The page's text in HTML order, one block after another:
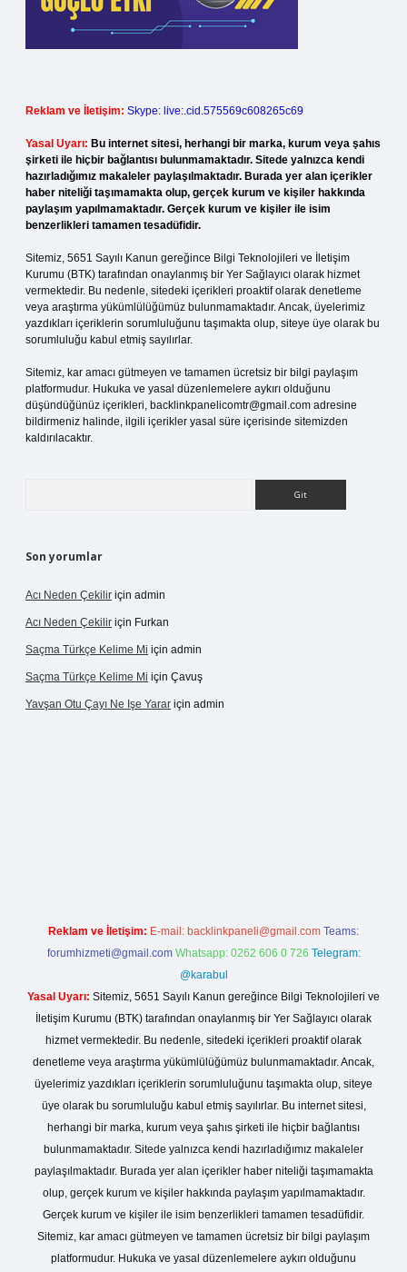
Reklam ve İletişim: Skype: live:.cid.575569c608265c69
Yasal Uyarı: Bu internet sitesi, herhangi bir marka, kurum veya şahıs
şirketi ile hiçbir bağlantısı bulunmamaktadır. Sitede yalnızca kendi
hazırladığımız makaleler paylaşılmaktadır. Burada yer alan içerikler
haber niteliği taşımamakta olup, gerçek kurum ve kişiler hakkında
paylaşım yapılmamaktadır. Gerçek kurum ve kişiler ile isim
benzerlikleri tamamen tesadüfidir.
Sitemiz, 5651 Sayılı Kanun gereğince Bilgi Teknolojileri ve İletişim
Kurumu (BTK) tarafından onaylanmış bir Yer Sağlayıcı olarak hizmet
vermektedir. Bu nedenle, sitedeki içerikleri proaktif olarak denetleme
veya araştırma yükümlülüğümüz bulunmamaktadır. Ancak, üyelerimiz
yazdıkları içeriklerin sorumluluğunu taşımakta olup, siteye üye olarak bu
sorumluluğu kabul etmiş sayılırlar.
Sitemiz, kar amacı gütmeyen ve tamamen ücretsiz bir bilgi paylaşım
platformudur. Hukuka ve yasal düzenlemelere aykırı olduğunu
düşündüğünüz içerikleri, backlinkpanelicomtr@gmail.com adresine
bildirmeniz halinde, ilgili içerikler yasal süre içerisinde sitemizden
kaldırılacaktır.
Son yorumlar
Acı Neden Çekilir için admin
Acı Neden Çekilir için Furkan
Saçma Türkçe Kelime Mi için admin
Saçma Türkçe Kelime Mi için Çavuş
Yavşan Otu Çayı Ne Işe Yarar için admin
Reklam ve İletişim: E-mail: backlinkpaneli@gmail.com Teams:
forumhizmeti@gmail.com Whatsapp: 0262 606 0 726 Telegram:
@karabul
Yasal Uyarı: Sitemiz, 5651 Sayılı Kanun gereğince Bilgi Teknolojileri ve
İletişim Kurumu (BTK) tarafından onaylanmış bir Yer Sağlayıcı olarak
hizmet vermektedir. Bu nedenle, sitedeki içerikleri proaktif olarak
denetleme veya araştırma yükümlülüğümüz bulunmamaktadır. Ancak,
üyelerimiz yazdıkları içeriklerin sorumluluğunu taşımakta olup, siteye
üye olarak bu sorumluluğu kabul etmiş sayılırlar. Bu internet sitesi,
herhangi bir marka, kurum veya şahıs şirketi ile hiçbir bağlantısı
bulunmamaktadır. Sitede yalnızca kendi hazırladığımız makaleler
paylaşılmaktadır. Burada yer alan içerikler haber niteliği taşımamakta
olup, gerçek kurum ve kişiler hakkında paylaşım yapılmamaktadır.
Gerçek kurum ve kişiler ile isim benzerlikleri tamamen tesadüfidir.
Sitemiz, kar amacı gütmeyen ve tamamen ücretsiz bir bilgi paylaşım
platformudur. Hukuka ve yasal düzenlemelere aykırı olduğunu